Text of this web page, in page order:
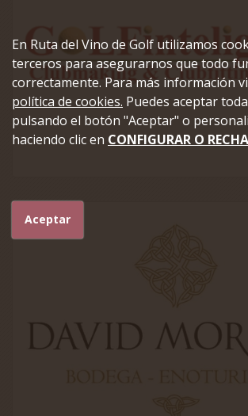
En Ruta del Vino de Golf utilizamos
terceros para asegurarnos que todo
correctamente. Para más información
política de cookies. Puedes aceptar
pulsando el botón "Aceptar" o
haciendo clic en CONFIGURAR O
Aceptar